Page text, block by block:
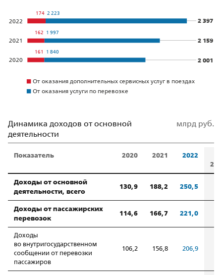
2 397
2 159
2 001
174 2 223
1 997
1 840
162
161
2020
От оказания дополнительных сервисных услуг в поездах
От оказания услуги по перевозке
2021
2022
Динамика доходов от основной
деятельности
млрд руб.
Показатель 2020 2021 2022
Доходы от основной
деятельности, всего
130,9 188,2 250,5
Доходы от пассажирских
перевозок
114,6 166,7 221,0
Доходы
во внутригосударственном
сообщении от перевозки
пассажиров
106,2 156,8 206,9